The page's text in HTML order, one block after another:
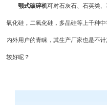
颚式破碎机可对石灰石、石英类
氧化硅，二氧化硅，多晶硅等上千种
内外用户的青睐，其生产厂家也是不
较好呢？